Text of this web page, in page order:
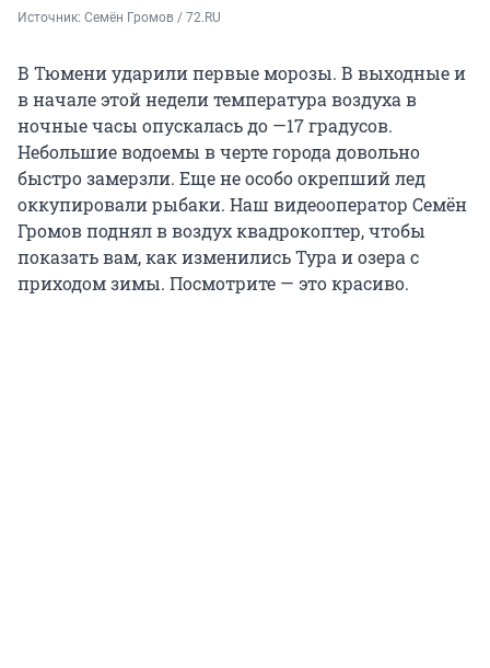
Источник: Семён Громов / 72.RU
В Тюмени ударили первые морозы. В выходные и
в начале этой недели температура воздуха в
ночные часы опускалась до —17 градусов.
Небольшие водоемы в черте города довольно
быстро замерзли. Еще не особо окрепший лед
оккупировали рыбаки. Наш видеооператор Семён
Громов поднял в воздух квадрокоптер, чтобы
показать вам, как изменились Тура и озера с
приходом зимы. Посмотрите — это красиво.